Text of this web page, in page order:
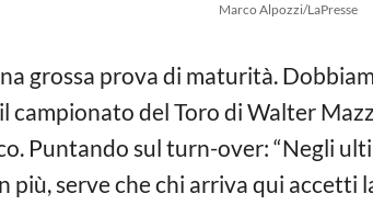
Marco Alpozzi/LaPresse
grossa prova di maturità.
campionato del Toro di Walter
Puntando sul turn-over: “Negli
più, serve che chi arriva qui accetti